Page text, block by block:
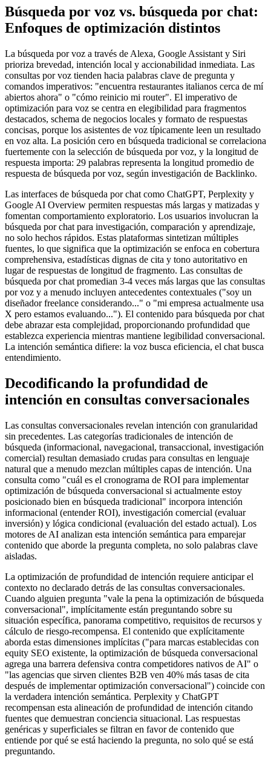
Búsqueda por voz vs. búsqueda por chat:
Enfoques de optimización distintos
La búsqueda por voz a través de Alexa, Google Assistant y Siri
prioriza brevedad, intención local y accionabilidad inmediata. Las
consultas por voz tienden hacia palabras clave de pregunta y
comandos imperativos: "encuentra restaurantes italianos cerca de mí
abiertos ahora" o "cómo reinicio mi router". El imperativo de
optimización para voz se centra en elegibilidad para fragmentos
destacados, schema de negocios locales y formato de respuestas
concisas, porque los asistentes de voz típicamente leen un resultado
en voz alta. La posición cero en búsqueda tradicional se correlaciona
fuertemente con la selección de búsqueda por voz, y la longitud de
respuesta importa: 29 palabras representa la longitud promedio de
respuesta de búsqueda por voz, según investigación de Backlinko.
Las interfaces de búsqueda por chat como ChatGPT, Perplexity y
Google AI Overview permiten respuestas más largas y matizadas y
fomentan comportamiento exploratorio. Los usuarios involucran la
búsqueda por chat para investigación, comparación y aprendizaje,
no solo hechos rápidos. Estas plataformas sintetizan múltiples
fuentes, lo que significa que la optimización se enfoca en cobertura
comprehensiva, estadísticas dignas de cita y tono autoritativo en
lugar de respuestas de longitud de fragmento. Las consultas de
búsqueda por chat promedian 3-4 veces más largas que las consultas
por voz y a menudo incluyen antecedentes contextuales ("soy un
diseñador freelance considerando..." o "mi empresa actualmente usa
X pero estamos evaluando..."). El contenido para búsqueda por chat
debe abrazar esta complejidad, proporcionando profundidad que
establezca experiencia mientras mantiene legibilidad conversacional.
La intención semántica difiere: la voz busca eficiencia, el chat busca
entendimiento.
Decodificando la profundidad de
intención en consultas conversacionales
Las consultas conversacionales revelan intención con granularidad
sin precedentes. Las categorías tradicionales de intención de
búsqueda (informacional, navegacional, transaccional, investigación
comercial) resultan demasiado crudas para consultas en lenguaje
natural que a menudo mezclan múltiples capas de intención. Una
consulta como "cuál es el cronograma de ROI para implementar
optimización de búsqueda conversacional si actualmente estoy
posicionado bien en búsqueda tradicional" incorpora intención
informacional (entender ROI), investigación comercial (evaluar
inversión) y lógica condicional (evaluación del estado actual). Los
motores de AI analizan esta intención semántica para emparejar
contenido que aborde la pregunta completa, no solo palabras clave
aisladas.
La optimización de profundidad de intención requiere anticipar el
contexto no declarado detrás de las consultas conversacionales.
Cuando alguien pregunta "vale la pena la optimización de búsqueda
conversacional", implícitamente están preguntando sobre su
situación específica, panorama competitivo, requisitos de recursos y
cálculo de riesgo-recompensa. El contenido que explícitamente
aborda estas dimensiones implícitas ("para marcas establecidas con
equity SEO existente, la optimización de búsqueda conversacional
agrega una barrera defensiva contra competidores nativos de AI" o
"las agencias que sirven clientes B2B ven 40% más tasas de cita
después de implementar optimización conversacional") coincide con
la verdadera intención semántica. Perplexity y ChatGPT
recompensan esta alineación de profundidad de intención citando
fuentes que demuestran conciencia situacional. Las respuestas
genéricas y superficiales se filtran en favor de contenido que
entiende por qué se está haciendo la pregunta, no solo qué se está
preguntando.